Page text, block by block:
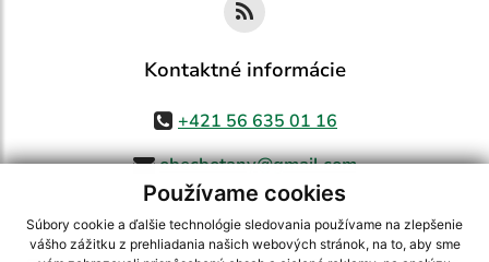
Používame cookies
Súbory cookie a ďalšie technológie sledovania používame na zlepšenie
vášho zážitku z prehliadania našich webových stránok, na to, aby sme
Kontaktné informácie
+421 56 635 01 16
obecbotany@gmail.com